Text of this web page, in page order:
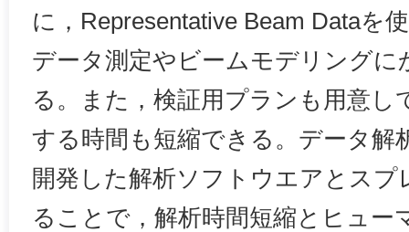
に，Representative Beam Dataを
データ測定やビームモデリングに
る。また，検証用プランも用意し
する時間も短縮できる。データ解
開発した解析ソフトウエアとス
ることで，解析時間短縮とヒュー